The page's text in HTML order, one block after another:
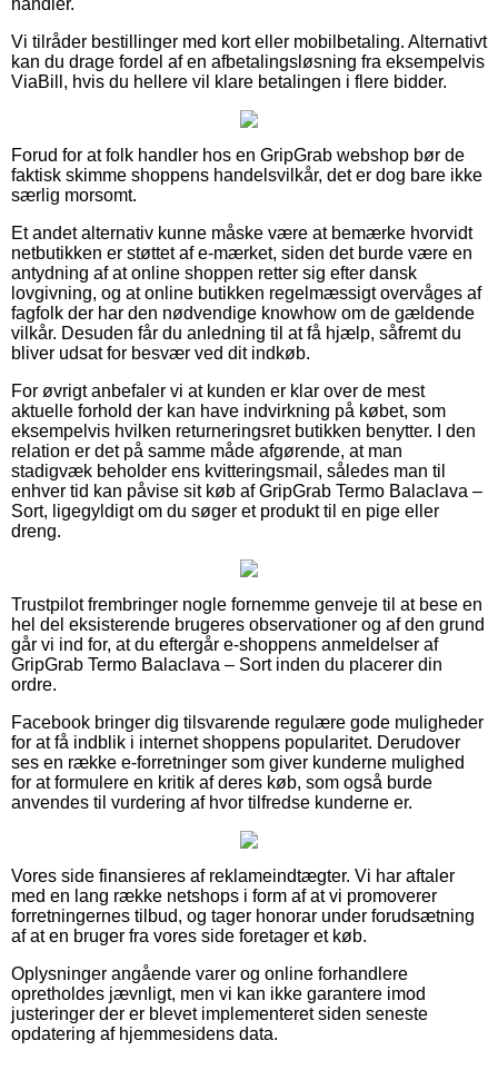
Vi tilråder bestillinger med kort eller mobilbetaling. Alternativt
kan du drage fordel af en afbetalingsløsning fra eksempelvis
ViaBill, hvis du hellere vil klare betalingen i flere bidder.
Forud for at folk handler hos en GripGrab webshop bør de
faktisk skimme shoppens handelsvilkår, det er dog bare ikke
særlig morsomt.
Et andet alternativ kunne måske være at bemærke hvorvidt
netbutikken er støttet af e-mærket, siden det burde være en
antydning af at online shoppen retter sig efter dansk
lovgivning, og at online butikken regelmæssigt overvåges af
fagfolk der har den nødvendige knowhow om de gældende
vilkår. Desuden får du anledning til at få hjælp, såfremt du
bliver udsat for besvær ved dit indkøb.
For øvrigt anbefaler vi at kunden er klar over de mest
aktuelle forhold der kan have indvirkning på købet, som
eksempelvis hvilken returneringsret butikken benytter. I den
relation er det på samme måde afgørende, at man
stadigvæk beholder ens kvitteringsmail, således man til
enhver tid kan påvise sit køb af GripGrab Termo Balaclava –
Sort, ligegyldigt om du søger et produkt til en pige eller
dreng.
Trustpilot frembringer nogle fornemme genveje til at bese en
hel del eksisterende brugeres observationer og af den grund
går vi ind for, at du eftergår e-shoppens anmeldelser af
GripGrab Termo Balaclava – Sort inden du placerer din
ordre.
Facebook bringer dig tilsvarende regulære gode muligheder
for at få indblik i internet shoppens popularitet. Derudover
ses en række e-forretninger som giver kunderne mulighed
for at formulere en kritik af deres køb, som også burde
anvendes til vurdering af hvor tilfredse kunderne er.
Vores side finansieres af reklameindtægter. Vi har aftaler
med en lang række netshops i form af at vi promoverer
forretningernes tilbud, og tager honorar under forudsætning
af at en bruger fra vores side foretager et køb.
Oplysninger angående varer og online forhandlere
opretholdes jævnligt, men vi kan ikke garantere imod
justeringer der er blevet implementeret siden seneste
opdatering af hjemmesidens data.